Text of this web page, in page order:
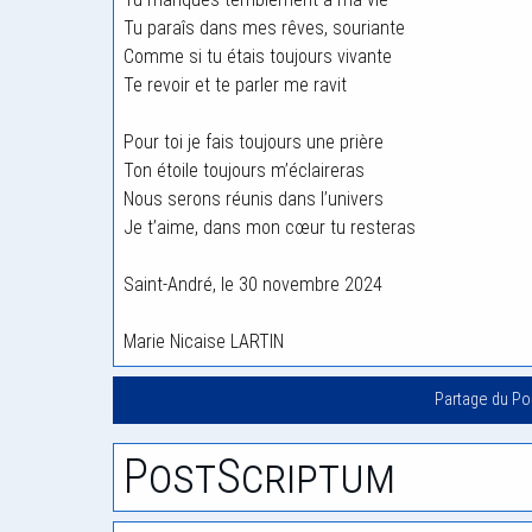
Tu paraîs dans mes rêves, souriante
Comme si tu étais toujours vivante
Te revoir et te parler me ravit
Pour toi je fais toujours une prière
Ton étoile toujours m’éclaireras
Nous serons réunis dans l’univers
Je t’aime, dans mon cœur tu resteras
Saint-André, le 30 novembre 2024
Marie Nicaise LARTIN
Partage du
PostScriptum